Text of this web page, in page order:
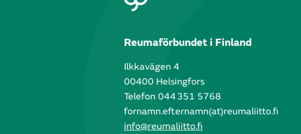
Reumaförbundet i Finland
Ilkkavägen 4
00400 Helsingfors
Telefon 044 351 5768
fornamn.efternamn(at)reumaliitto.fi
info@reumaliitto.fi